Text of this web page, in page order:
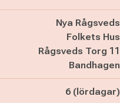
Nya Rågsveds
Folkets Hus
Rågsveds Torg 11
Bandhagen
6 (lördagar)